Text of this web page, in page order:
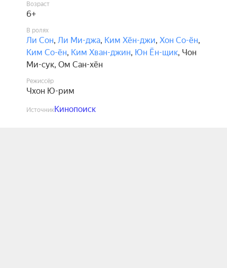
Возраст
6+
В ролях
Ли Сон, Ли Ми-джа, Ким Хён-джи, Хон Со-ён,
Ким Со-ён, Ким Хван-джин, Юн Ён-щик, Чон
Ми-сук, Ом Сан-хён
Режиссёр
Чхон Ю-рим
ИсточникКинопоиск